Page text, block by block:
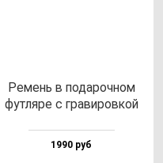
Ремень в по­да­роч­ном
фут­ля­ре с гра­ви­ров­кой
1990 руб